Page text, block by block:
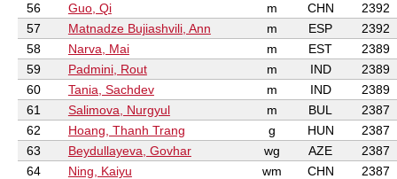
56
Guo, Qi m CHN
2392
57
Matnadze Bujiashvili, Ann m ESP
2392
58
Narva, Mai m EST
2389
59
Padmini, Rout m IND
2389
60
Tania, Sachdev m IND
2389
61
Salimova, Nurgyul m BUL
2387
62
Hoang, Thanh Trang g HUN
2387
63
Beydullayeva, Govhar wg AZE
2387
64
Ning, Kaiyu wm CHN
2387